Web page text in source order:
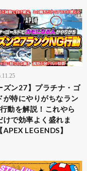
ズン27】プラチナ・ゴ
が特にやりがちなラン
動を解説！これやら
けで効率よく盛れま
LEGENDS】